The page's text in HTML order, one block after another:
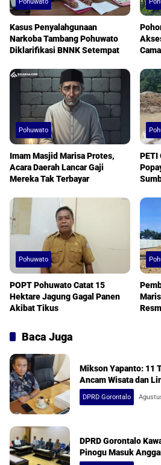
Kasus Penyalahgunaan
Narkoba Tambang Pohuwato
Diklarifikasi BNNK Setempat
Pohuwato
Imam Masjid Marisa Protes,
Acara Daerah Lancar Gaji
Mereka Tak Terbayar
PETI
Pohuwato
POPT Pohuwato Catat 15
Hektare Jagung Gagal Panen
Akibat Tikus
Baca Juga
Mikson Yapanto: 11
Ancam Wisata dan
DPRD Gorontalo
DPRD Gorontalo
Pinogu Masuk